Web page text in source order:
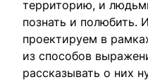
территорию, и
познать и
проектируем в
из способов
рассказывать о них